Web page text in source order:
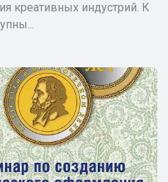
креативных индустрий. К